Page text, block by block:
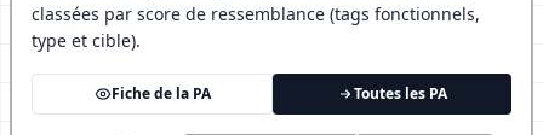
classées par score de ressemblance (tags fonctionnels,
type et cible).
Fiche de la PA Toutes les PA